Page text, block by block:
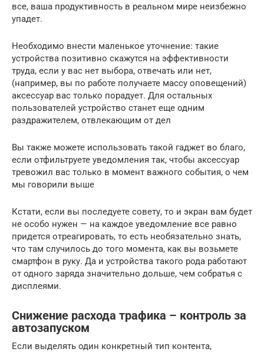
все, ваша продуктивность в реальном мире неизбежно
упадет.
Необходимо внести маленькое уточнение: такие
устройства позитивно скажутся на эффективности
труда, если у вас нет выбора, отвечать или нет,
(например, вы по работе получаете массу оповещений)
аксессуар вас только порадует. Для остальных
пользователей устройство станет еще одним
раздражителем, отвлекающим от дел
Вы также можете использовать такой гаджет во благо,
если отфильтруете уведомления так, чтобы аксессуар
тревожил вас только в момент важного события, о чем
мы говорили выше
Кстати, если вы последуете совету, то и экран вам будет
не особо нужен — на каждое уведомление все равно
придется отреагировать, то есть необязательно знать,
что там случилось до того момента, как вы возьмете
смартфон в руку. Да и устройства такого рода работают
от одного заряда значительно дольше, чем собратья с
дисплеями.
Снижение расхода трафика – контроль за
автозапуском
Если выделять один конкретный тип контента,